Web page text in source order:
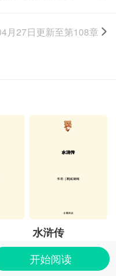
月27日更新至第108章
水浒传
开始阅读